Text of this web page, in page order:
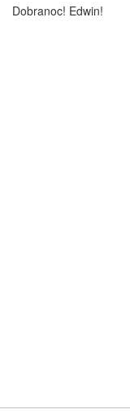
Dobranoc! Edwin!